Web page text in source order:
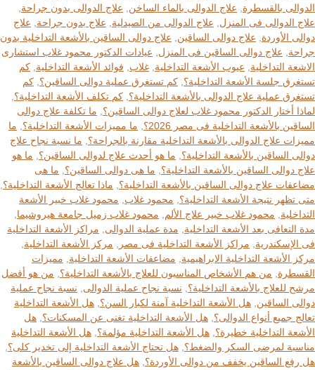
الدوالى بالقسطرة, علاج الدوالى بالماء الساخن, علاج الدوالى بدون جراحة,
علاج الدوالى فى المنزل, علاج الدوالى من الصيدلية, علاج بدون جراحة, علاج
دوالى الأوردة, علاج دوالى الساقين, علاج دوالى الساقين بالأشعة التداخلية بدون
جراحة, علاج دوالى الساقين فى المنزل, عيادات الدكتور محمود غلاب استشارى
الاشعة التداخلية, عيوب الأشعة التداخلية, غلاب, فوائد الأشعة التداخلية, كم
تستغرق جلسة الأشعة التداخلية؟, كم تستغرق عملية دوالى الساقين؟, كم
تستغرق عملية علاج الدوالى بالأشعة التداخلية؟, كم تكلف الأشعة التداخلية؟,
لماذا أختار الدكتور محمود غلاب لعلاج دوالى الساقين؟, ما تكلفة علاج دوالى
الساقين بالأشعة التداخلية فى مصر 2026؟
, ما مميزات الأشعة التداخلية؟, ما
مميزات علاج الدوالى بالأشعة التداخلية مقارنة بالجراحة؟, ما نسبة نجاح علاج
دوالى الساقين بالأشعة التداخلية؟, ما هو أحدث علاج لدوالى الساقين؟, ما هو
علاج دوالى الساقين بالأشعة التداخلية؟, ما هى دوالى الساقين؟, ما هى
مضاعفات علاج دوالى الساقين بالأشعة التداخلية؟, ماذا تعالج الأشعة التداخلية؟,
متى تظهر نتيجة الأشعة التداخلية؟, محمود غلاب, محمود غلاب خبير الأشعة
التداخلية, محمود غلاب خبير علاج الألم, محمود غلاب زميل جامعة هيروشيما,
مدة التعافى بعد الأشعة التداخلية, مدة عملية الدوالى, مراكز الأشعة التداخلية
فى الإسكندرية, مراكز الأشعة التداخلية فى مصر , مركز الأشعة التداخلية,
مركز الأشعة التداخلية الابراهيمية, مضاعفات الأشعة التداخلية, مميزات
القسطرة, من هم الأشخاص المناسبون للعلاج بالأشعة التداخلية؟, من هو أفضل
مرشح للعلاج بالأشعة التداخلية؟, نسبة نجاح عملية الدوالى, نسبة نجاح عملية
دوالى الساقين, هل الأشعة التداخلية آمنة لكبار السن؟, هل الأشعة التداخلية
تعالج جميع أنواع الدوالى؟, هل الأشعة التداخلية تغنى عن المسكنات؟, هل
الأشعة التداخلية خطيرة؟, هل الأشعة التداخلية مؤلمة؟, هل الأشعة التداخلية
مناسبة لمرضى السكر والضغط؟, هل تحتاج الأشعة التداخلية إلى تخدير كلى؟,
هل رفع الساقين يخفف من دوالى الأوردة؟, هل علاج دوالى الساقين بالأشعة